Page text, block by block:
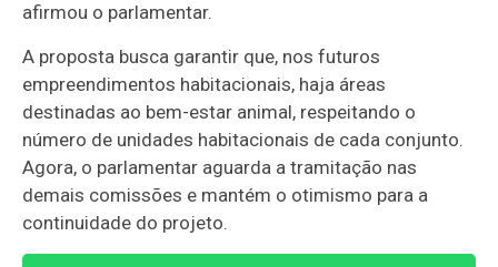
afirmou o parlamentar.
A proposta busca garantir que, nos futuros
empreendimentos habitacionais, haja áreas
destinadas ao bem-estar animal, respeitando o
número de unidades habitacionais de cada conjunto.
Agora, o parlamentar aguarda a tramitação nas
demais comissões e mantém o otimismo para a
continuidade do projeto.